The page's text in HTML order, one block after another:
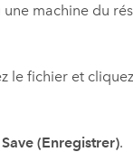
machine du
le fichier et
Save (Enregistrer).